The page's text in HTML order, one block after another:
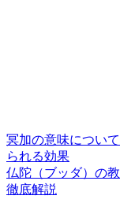
冥加の意味につい
られる効果
仏陀（ブッダ）の
徹底解説